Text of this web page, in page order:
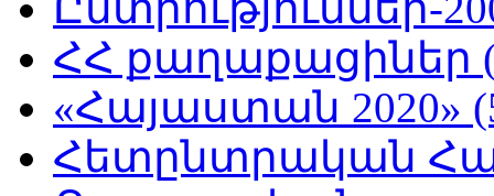
ՀՀ քաղաքացիներ
«Հայաստան 2020»
Հետընտրական